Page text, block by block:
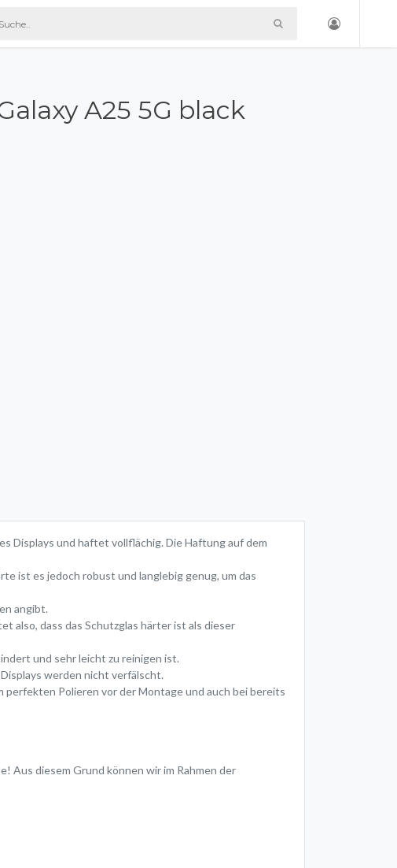
A25 5G black
Displays und haftet vollflächig. Die Haftung auf dem
ist es jedoch robust und langlebig genug, um das
angibt.
also, dass das Schutzglas härter ist als dieser
und sehr leicht zu reinigen ist.
werden nicht verfälscht.
Polieren vor der Montage und auch bei bereits
Aus diesem Grund können wir im Rahmen der